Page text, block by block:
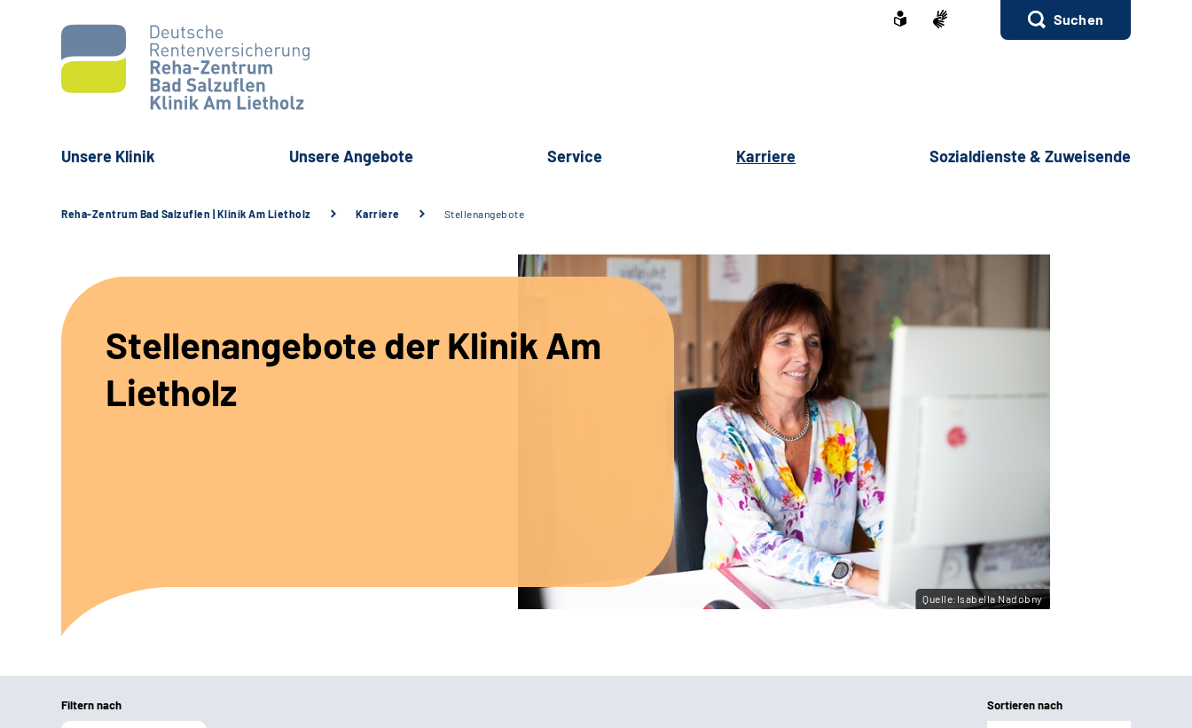
Suchen
Unsere Klinik Unsere Angebote Service Karriere Sozialdienste & Zuweisende
Reha-Zentrum Bad Salzuflen | Klinik Am Lietholz Karriere Stellenangebote
Stellenangebote der Klinik Am
Lietholz
Quelle:Isabella Nadobny
Filtern nach Sortieren nach